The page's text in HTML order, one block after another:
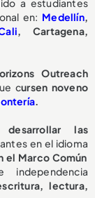
a estudiantes
en: Medellín,
, Cartagena,
Outreach
cursen noveno
.
desarrollar las
en el idioma
el Marco Común
lectura,